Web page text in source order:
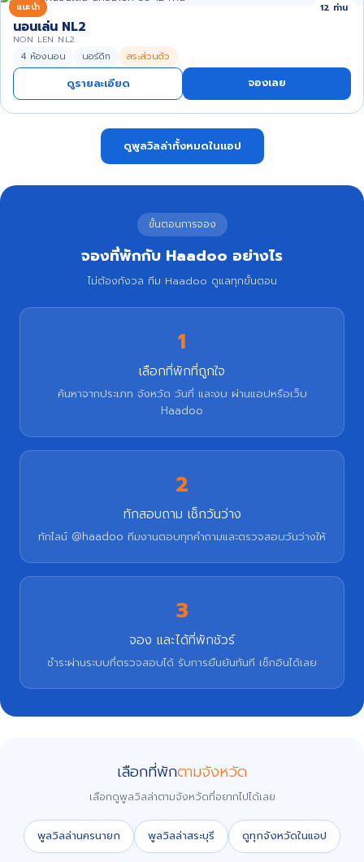
แนะนำ 12 ท่าน
นอนเล่น NL2
NON LEN NL2
4 ห้องนอน นอร์ดิก สระส่วนตัว
ดูรายละเอียด จองเลย
ดูพูลวิลล่าทั้งหมดในแอป
ขั้นตอนการจอง
จองที่พักกับ Haadoo อย่างไร
ไม่ต้องกังวล ทีม Haadoo ดูแลทุกขั้นตอน
1
เลือกที่พักที่ถูกใจ
ค้นหาจากประเภท จังหวัด วันที่ และงบ ผ่านแอปหรือเว็บ
Haadoo
2
ทักสอบถาม เช็กวันว่าง
ทักไลน์ @haadoo ทีมงานตอบทุกคำถามและตรวจสอบวันว่างให้
3
จอง และได้ที่พักชัวร์
ชำระผ่านระบบที่ตรวจสอบได้ รับการยืนยันทันที เช็กอินได้เลย
เลือกที่พักตามจังหวัด
เลือกดูพูลวิลล่าตามจังหวัดที่อยากไปได้เลย
พูลวิลล่านครนายก พูลวิลล่าสระบุรี ดูทุกจังหวัดในแอป